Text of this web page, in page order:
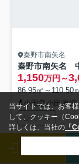
秦野市南矢名
秦野市南矢名
1,150万円～
86.95㎡～110.50
小田急小田原
公共下水
トイレが2ヶ所に
しになる掃除。
当サイトでは、お客
して、クッキー（
詳しくは、当社の 「